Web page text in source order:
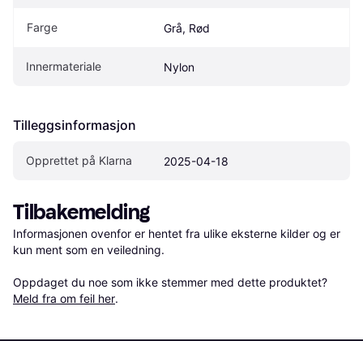
Farge Grå, Rød
Innermateriale Nylon
Tilleggsinformasjon
Opprettet på Klarna 2025-04-18
Tilbakemelding
Informasjonen ovenfor er hentet fra ulike eksterne kilder og er
kun ment som en veiledning.
Oppdaget du noe som ikke stemmer med dette produktet?
Meld fra om feil her.